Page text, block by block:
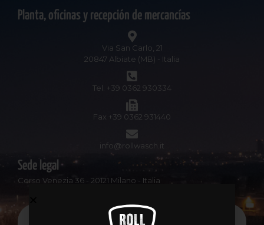
Planta, oficinas y recepción de mercancías
Via San Carlo, 21
20847 Albiate (MB) - Italia
Tel. +39 0362 930334
Fax +39 0362 931440
info@rollwasch.it
Sede legal
Corso Venezia 36 - 20121 Milano - Italia